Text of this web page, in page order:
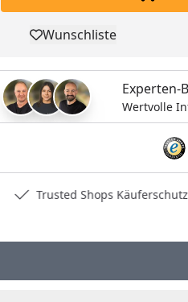
Produkt zur
Wunschliste
Experten-
Wertvolle
Trusted Shops Käuferschutz